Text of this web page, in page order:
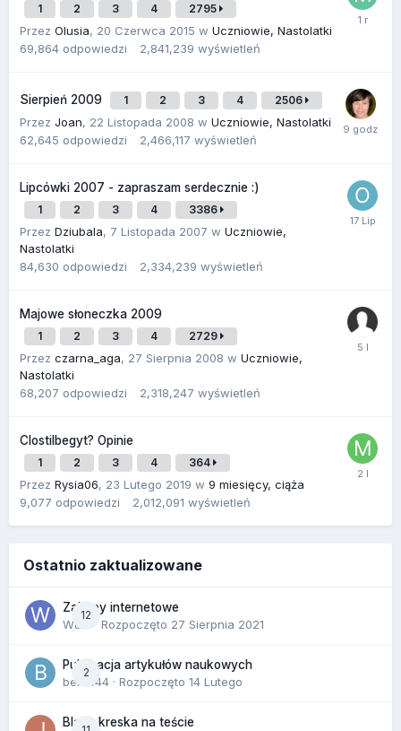
1 2 3 4 2795
Przez Olusia, 20 Czerwca 2015 w Uczniowie, Nastolatki
69,864 odpowiedzi 2,841,239 wyświetleń
Sierpień 2009 1 2 3 4 2506
Przez Joan, 22 Listopada 2008 w Uczniowie, Nastolatki
62,645 odpowiedzi 2,466,117 wyświetleń
Lipcówki 2007 - zapraszam serdecznie :)
1 2 3 4 3386
Przez Dziubala, 7 Listopada 2007 w Uczniowie,
Nastolatki
84,630 odpowiedzi 2,334,239 wyświetleń
Majowe słoneczka 2009
1 2 3 4 2729
Przez czarna_aga, 27 Sierpnia 2008 w Uczniowie,
Nastolatki
68,207 odpowiedzi 2,318,247 wyświetleń
Clostilbegyt? Opinie
1 2 3 4 364
Przez Rysia06, 23 Lutego 2019 w 9 miesięcy, ciąża
9,077 odpowiedzi 2,012,091 wyświetleń
Ostatnio zaktualizowane
12
Zakupy internetowe
Wula
· Rozpoczęto 27 Sierpnia 2021
2
Publikacja artykułów naukowych
berus44 · Rozpoczęto 14 Lutego
Blada kreska na teście